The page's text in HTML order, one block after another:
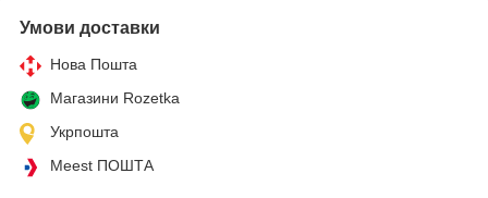
Умови доставки
Нова Пошта
Магазини Rozetka
Укрпошта
Meest ПОШТА